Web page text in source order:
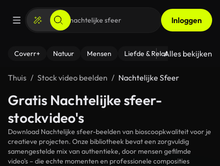
Inloggen
Coverr+ Natuur Mensen Liefde & Relaties - Fitness
Alles bekijken
Thuis Stock video beelden Nachtelijke Sfeer
Gratis Nachtelijke sfeer-
stockvideo's
Download Nachtelijke sfeer-beelden van bioscoopkwaliteit voor je
creatieve projecten. Onze bibliotheek bevat een zorgvuldig
samengestelde mix van authentieke, door mensen gefilmde
video's – die echte momenten en professionele composities